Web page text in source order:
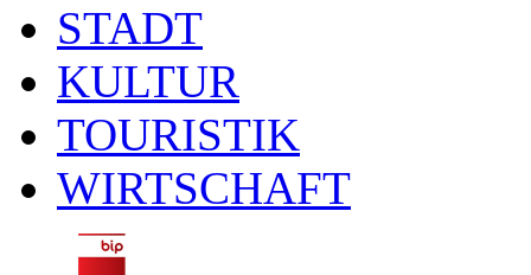
STADT
KULTUR
TOURISTIK
WIRTSCHAFT